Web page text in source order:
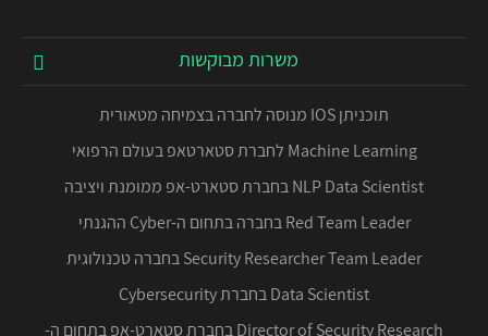
משרות מבוקשות
תוכניתן IOS מנוסה לחברה בצמיחה מטאורית
Machine Learning לחברת סטארטאפ בעולם הרפואי
NLP Data Scientist בחברת סטארט-אפ ממומנת ויציבה
Red Team Leader בחברה בתחום ה-Cyber ההגנתי
Security Researcher Team Leader בחברה טכנולוגית
Data Scientist בחברת Cybersecurity
Director of Security Research בחברת סטארט-אפ בתחום ה-